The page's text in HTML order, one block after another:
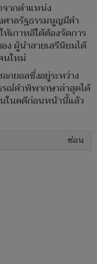
ากตำแหน่ง
าลรัฐธรรมนูญมีคำ
เกาหลีใต้ต้องจัดการ
ง ผู้นำสายเสรีนิยมได้
นใหม่
กยอลซึ่งอยู่ระหว่าง
ณ์คำพิพากษาล่าสุดได้
ในคดีก่อนหน้านี้แล้ว
ซ่อน